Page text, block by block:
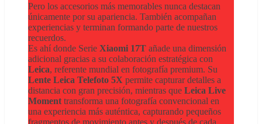
Pero los accesorios más memorables nunca destacan
únicamente por su apariencia. También acompañan
experiencias y terminan formando parte de nuestros
recuerdos.
Es ahí donde Serie Xiaomi 17T añade una dimensión
adicional gracias a su colaboración estratégica con
Leica, referente mundial en fotografía premium. Su
Lente Leica Telefoto 5X permite capturar detalles a
distancia con gran precisión, mientras que Leica Live
Moment transforma una fotografía convencional en
una experiencia más auténtica, capturando pequeños